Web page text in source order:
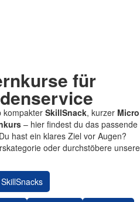
für
kompakter SkillSnack, kurzer Micro
– hier findest du das passende
hast ein klares Ziel vor Augen?
oder durchstöbere unsere
SkillSnacks